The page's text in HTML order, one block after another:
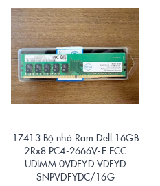
17413 Bộ nhớ Ram Dell 16GB
2Rx8 PC4-2666V-E ECC
UDIMM 0VDFYD VDFYD
SNPVDFYDC/16G